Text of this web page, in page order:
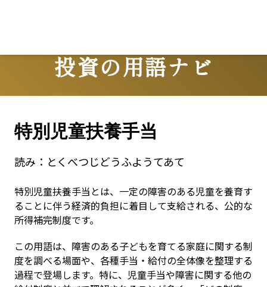
投資の用語ナビ
Terms
特別児童扶養手当
読み： とくべつじどうふようてあて
特別児童扶養手当とは、一定の障害のある児童を養育す
ることに伴う経済的負担に着目して支給される、公的な
所得補完制度です。
この用語は、障害のある子どもを育てる家庭に関する制
度を調べる場面や、各種手当・給付の全体像を整理する
過程で登場します。特に、児童手当や障害に関する他の